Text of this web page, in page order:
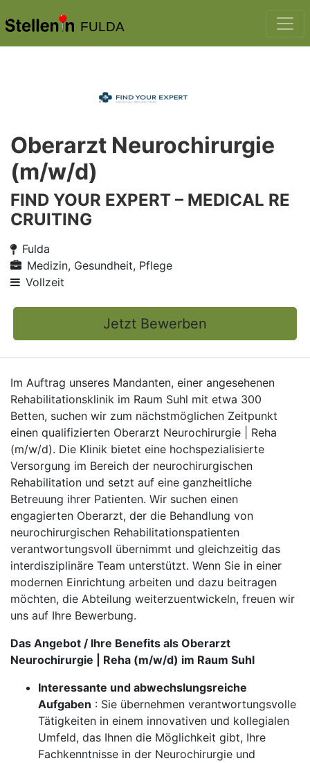
FULDA
Oberarzt Neurochirurgie
(m/w/d)
FIND YOUR EXPERT – MEDICAL RE
CRUITING
Fulda
Medizin, Gesundheit, Pflege
Vollzeit
Jetzt Bewerben
Im Auftrag unseres Mandanten, einer angesehenen
Rehabilitationsklinik im Raum Suhl mit etwa 300
Betten, suchen wir zum nächstmöglichen Zeitpunkt
einen qualifizierten Oberarzt Neurochirurgie | Reha
(m/w/d). Die Klinik bietet eine hochspezialisierte
Versorgung im Bereich der neurochirurgischen
Rehabilitation und setzt auf eine ganzheitliche
Betreuung ihrer Patienten. Wir suchen einen
engagierten Oberarzt, der die Behandlung von
neurochirurgischen Rehabilitationspatienten
verantwortungsvoll übernimmt und gleichzeitig das
interdisziplinäre Team unterstützt. Wenn Sie in einer
modernen Einrichtung arbeiten und dazu beitragen
möchten, die Abteilung weiterzuentwickeln, freuen wir
uns auf Ihre Bewerbung.
Das Angebot / Ihre Benefits als Oberarzt
Neurochirurgie | Reha (m/w/d) im Raum Suhl
Interessante und abwechslungsreiche
Aufgaben : Sie übernehmen verantwortungsvolle
Tätigkeiten in einem innovativen und kollegialen
Umfeld, das Ihnen die Möglichkeit gibt, Ihre
Fachkenntnisse in der Neurochirurgie und